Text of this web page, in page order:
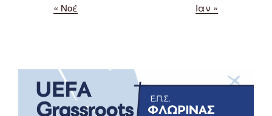
« Νοέ
Ιαν »